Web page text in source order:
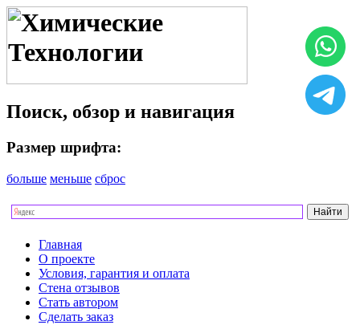
Поиск, обзор и навигация
Размер шрифта:
больше меньше сброс
Главная
О проекте
Условия, гарантия и оплата
Стена отзывов
Стать автором
Сделать заказ